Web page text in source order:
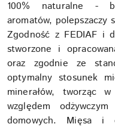
100% naturalne -
aromatów, polepszaczy
Zgodność z FEDIAF i
stworzone i
oraz zgodnie ze
optymalny stosunek
minerałów, tworząc
względem
domowych. Mięsa i